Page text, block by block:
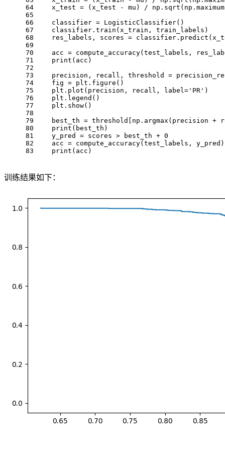
64
65
66
67
68
69
70
71
72
73
74
75
76
77
78
79
80
81
82
83
x_test = (x_test - mu) /
    classifier = LogisticClassifier()
    classifier.train(x_train, train_labels)
res_labels, scores =
acc = compute_accuracy(test_labels,
    print(acc)
precision, recall, threshold =
    fig = plt.figure()
    plt.plot(precision, recall, label='PR')
    plt.legend()
    plt.show()
best_th = threshold[np.argmax(precision +
    print(best_th)
    y_pred = scores > best_th + 0
    acc = compute_accuracy(test_labels, y_pred)
    print(acc)
训练结果如下：